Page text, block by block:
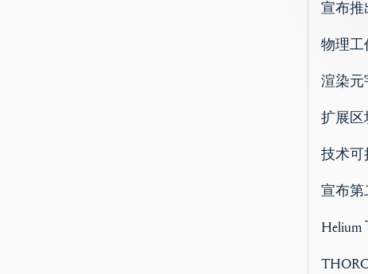
宣布
物理工
渲染元
扩展区
技术
宣布
Helium